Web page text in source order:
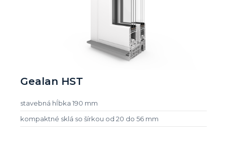
Gealan HST
stavebná hĺbka 190 mm
kompaktné sklá so šírkou od 20 do 56 mm